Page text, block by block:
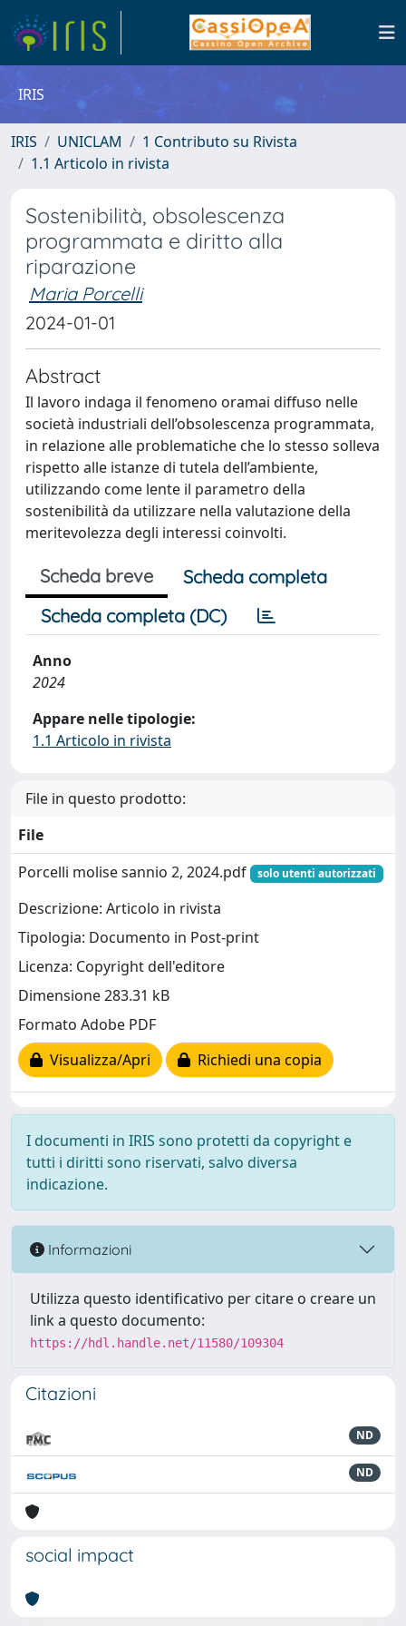
IRIS
IRIS UNICLAM
1 Contributo su Rivista
1.1 Articolo in rivista
Sostenibilità, obsolescenza
programmata e diritto alla
riparazione
Maria Porcelli
2024-01-01
Abstract
Il lavoro indaga il fenomeno oramai diffuso nelle
società industriali dell’obsolescenza programmata,
in relazione alle problematiche che lo stesso solleva
rispetto alle istanze di tutela dell’ambiente,
utilizzando come lente il parametro della
sostenibilità da utilizzare nella valutazione della
meritevolezza degli interessi coinvolti.
Scheda breve
Scheda completa
Scheda completa (DC)
Anno
2024
Appare nelle tipologie:
1.1 Articolo in rivista
File in questo prodotto:
File
Porcelli molise sannio 2, 2024.pdf
solo utenti autorizzati
Descrizione: Articolo in rivista
Tipologia: Documento in Post-print
Licenza: Copyright dell'editore
Dimensione 283.31 kB
Formato Adobe PDF
Visualizza/Apri
Richiedi una copia
I documenti in IRIS sono protetti da copyright e
tutti i diritti sono riservati, salvo diversa
indicazione.
Informazioni
Utilizza questo identificativo per citare o creare un
link a questo documento:
https://hdl.handle.net/11580/109304
Citazioni
ND
ND
social impact